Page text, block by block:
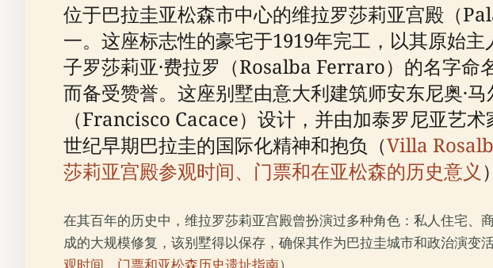
位于巴拉圭亚松森市中心的维拉罗莎莉亚宫殿（
一。这座标志性的豪宅于1919年完工，以其原始
子罗莎莉亚·费拉罗（Rosalba Ferraro）的名字
而备受赞誉。这座别墅由意大利建筑师安东尼奥·
（Francisco Cacace）设计，并由加泰罗尼亚艺
世纪早期巴拉圭的国际化精神和抱负（Villa
莎莉亚宫殿参观时间、门票和在亚松森的历史意义
在其百年的历史中，维拉罗莎莉亚宫殿曾扮演过多种角色：私人住宅
成的大规模修复，该别墅得以保存，确保其作为巴拉圭城市和政治演变
观时间、门票和亚松森历史遗址指南）。